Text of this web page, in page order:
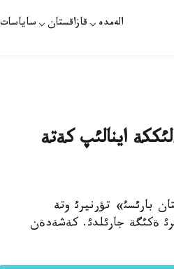
الەمدە قازاقستان ساياسات
اينالئپ كةتة
بارئسئ» تؤرنيرئ وتة
ةكئگة جارئلدئ. كةشةدةن